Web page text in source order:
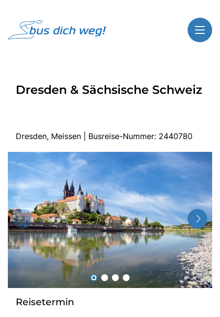
Highlights
Start
Busreisen
Bus mieten
Über Bus dich weg!
Radio
Sie befinden sich in:
Dresden & Sächsische Schweiz
Dresden, Meissen | Busreise-Nummer: 2440780
Reisetermin